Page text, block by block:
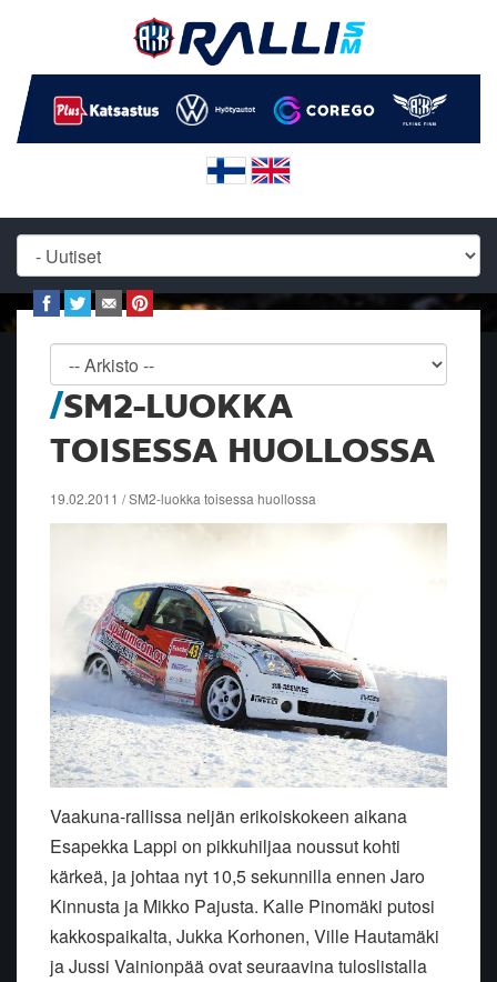
SM2-LUOKKA
TOISESSA HUOLLOSSA
19.02.2011 / SM2-luokka toisessa huollossa
Vaakuna-rallissa neljän erikoiskokeen aikana
Esapekka Lappi on pikkuhiljaa noussut kohti
kärkeä, ja johtaa nyt 10,5 sekunnilla ennen Jaro
Kinnusta ja Mikko Pajusta. Kalle Pinomäki putosi
kakkospaikalta, Jukka Korhonen, Ville Hautamäki
ja Jussi Vainionpää ovat seuraavina tuloslistalla